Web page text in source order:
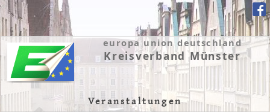
europa union deutschland
Kreisverband Münster
Veranstaltungen